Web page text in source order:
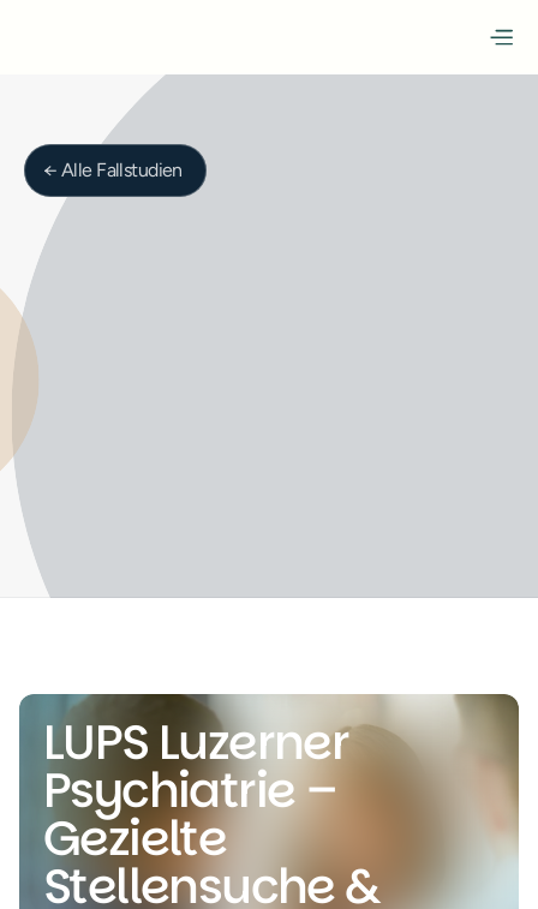
← Alle Fallstudien
psychiatrische Klinik mit Sitz in Luzern und bietet
in der Zentralschweiz.
LUPS Luzerner
Psychiatrie –
Gezielte
Stellensuche &